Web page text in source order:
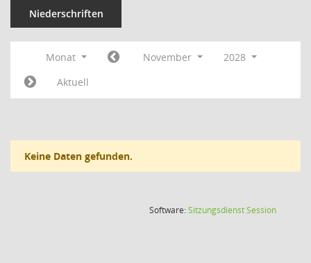
Niederschriften
Monat November
2028
Aktuell
Keine Daten gefunden.
Software:SitzungsdienstSession(Wird in